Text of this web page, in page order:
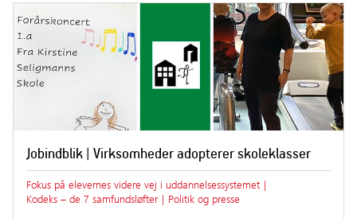
Jobindblik | Virksomheder adopterer skoleklasser
Fokus på elevernes videre vej i uddannelsessystemet |
Kodeks – de 7 samfundsløfter | Politik og presse